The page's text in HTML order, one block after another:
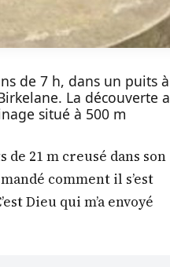
de 7 h, dans un puits à
La découverte a
situé à 500 m
de 21 m creusé dans son
comment il s’est
Dieu qui m’a envoyé